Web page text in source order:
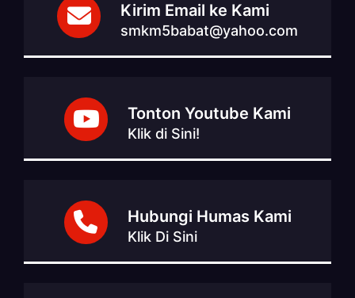
Kirim Email ke Kami
smkm5babat@yahoo.com
Tonton Youtube Kami
Klik di Sini!
Hubungi Humas Kami
Klik Di Sini